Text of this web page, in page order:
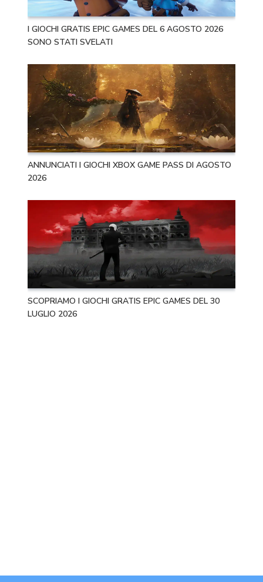
I GIOCHI GRATIS EPIC GAMES DEL 6 AGOSTO 2026
SONO STATI SVELATI
ANNUNCIATI I GIOCHI XBOX GAME PASS DI AGOSTO
2026
SCOPRIAMO I GIOCHI GRATIS EPIC GAMES DEL 30
LUGLIO 2026